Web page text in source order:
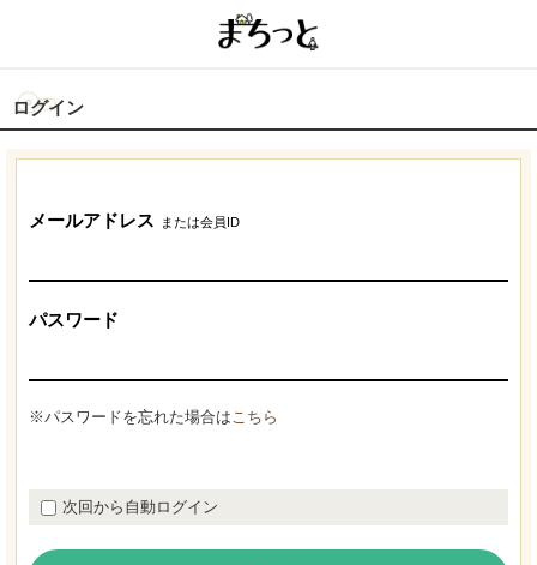
ログイン
メールアドレス または会員ID
パスワード
※パスワードを忘れた場合はこちら
次回から自動ログイン